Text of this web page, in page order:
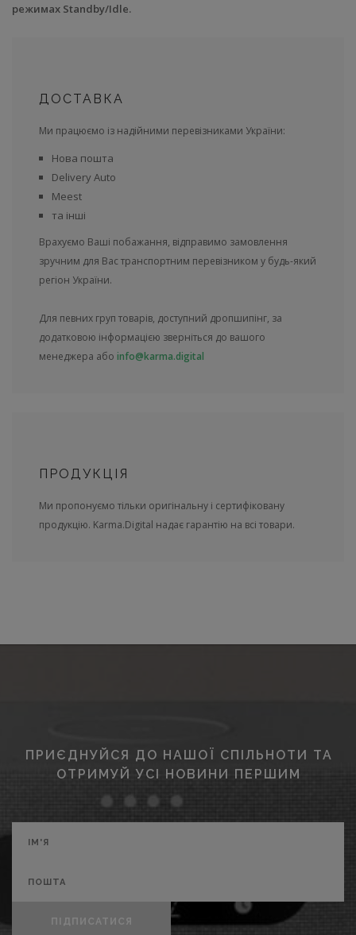
режимах Standby/Idle.
ДОСТАВКА
Ми працюємо із надійними перевізниками України:
Нова пошта
Delivery Auto
Meest
та інші
Врахуємо Ваші побажання, відправимо замовлення
зручним для Вас транспортним перевізником у будь-який
регіон України.
Для певних груп товарів, доступний дропшипінг, за
додатковою інформацією зверніться до вашого
менеджера або info@karma.digital
ПРОДУКЦІЯ
Ми пропонуємо тільки оригінальну і сертифіковану
продукцію. Karma.Digital надає гарантію на всі товари.
ПРИЄДНУЙСЯ ДО НАШОЇ СПІЛЬНОТИ ТА
ОТРИМУЙ УСІ НОВИНИ ПЕРШИМ
ПІДПИСАТИСЯ